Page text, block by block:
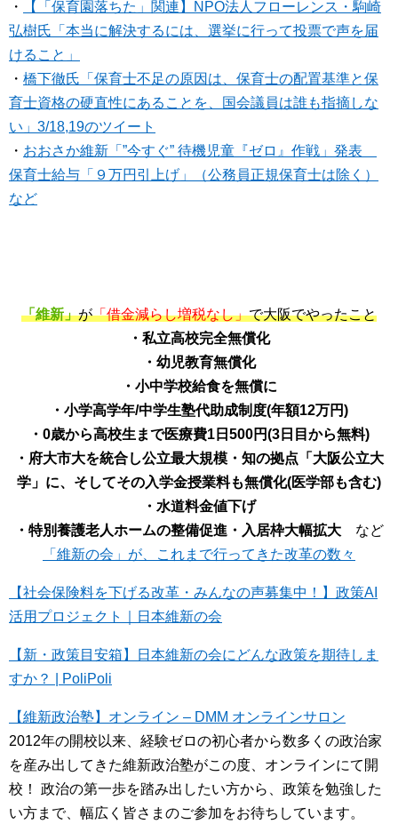
・
【「保育園落ちた」関連】NPO法人フローレンス・駒崎
弘樹氏「本当に解決するには、選挙に行って投票で声を届
けること」
・ 橋下徹氏「保育士不足の原因は、保育士の配置基準と保
育士資格の硬直性にあることを、国会議員は誰も指摘しな
い」3/18,19のツイート
・ おおさか維新「”今すぐ” 待機児童『ゼロ』作戦」発表
保育士給与「９万円引上げ」（公務員正規保育士は除く）
など
「維新」が「借金減らし増税なし」で大阪でやったこと
・私立高校完全無償化
・幼児教育無償化
・小中学校給食を無償に
・小学高学年/中学生塾代助成制度(年額12万円)
・0歳から高校生まで医療費1日500円(3日目から無料)
・府大市大を統合し公立最大規模・知の拠点「大阪公立大
学」に、そしてその入学金授業料も無償化(医学部も含む)
・水道料金値下げ
・特別養護老人ホームの整備促進・入居枠大幅拡大 など
「維新の会」が、これまで行ってきた改革の数々
【社会保険料を下げる改革・みんなの声募集中！】政策AI
活用プロジェクト｜日本維新の会
【新・政策目安箱】日本維新の会にどんな政策を期待しま
すか？ | PoliPoli
【維新政治塾】オンライン – DMM オンラインサロン
2012年の開校以来、経験ゼロの初心者から数多くの政治家
を産み出してきた維新政治塾がこの度、オンラインにて開
校！ 政治の第一歩を踏み出したい方から、政策を勉強した
い方まで、幅広く皆さまのご参加をお待ちしています。